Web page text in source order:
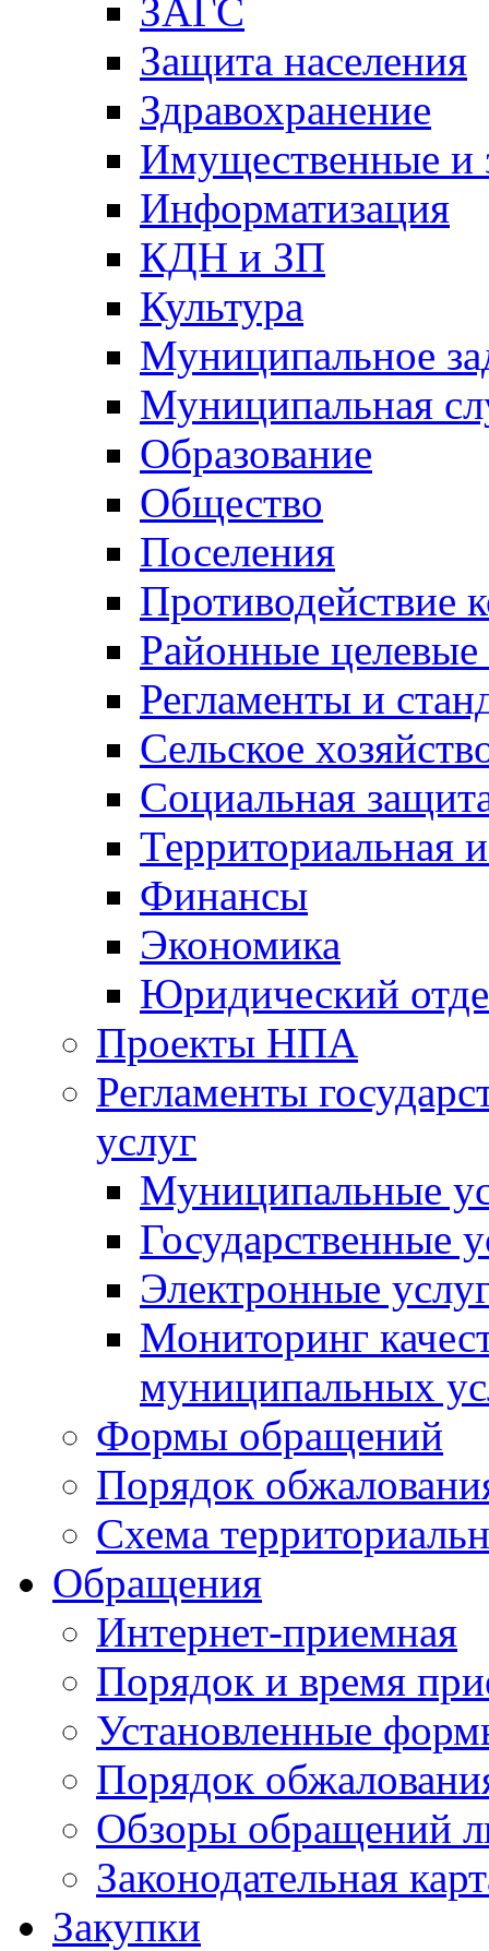
ЗАГС
Защита населения
Здравохранение
Имущественные и
Информатизация
КДН и ЗП
Культура
Муниципальное
Муниципальная
Образование
Общество
Поселения
Противодействие
Районные
Регламенты и
Сельское
Социальная
Территориальная
Финансы
Экономика
Юридический
Проекты НПА
Регламенты
услуг
Муниципальные
Государственные
Электронные
Мониторинг
муниципальных
Формы обращений
Порядок
Схема
Обращения
Интернет-приемная
Порядок и время
Установленные
Порядок
Обзоры обращений
Законодательная
Закупки